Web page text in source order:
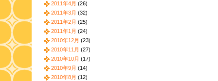
2011年4月 (26)
2011年3月 (32)
2011年2月 (25)
2011年1月 (24)
2010年12月 (23)
2010年11月 (27)
2010年10月 (17)
2010年9月 (14)
2010年8月 (12)